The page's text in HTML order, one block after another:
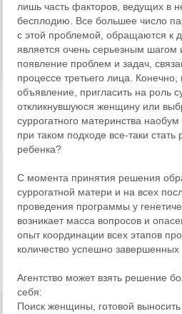
лишь часть факторов, ведущих в
бесплодию. Все большее число
с этой проблемой, обращаются к
является очень серьезным шагом
появление проблем и задач,
процессе третьего лица.
объявление, пригласить на роль
откликнувшуюся женщину или
суррогатного материнства
при таком подходе все-таки стать
ребенка?
С момента принятия решения
суррогатной матери и на всех
проведения программы у
возникает масса вопросов и
опыт координации всех этапов
количество успешно
Агентство может взять решение
себя:
Поиск женщины, готовой